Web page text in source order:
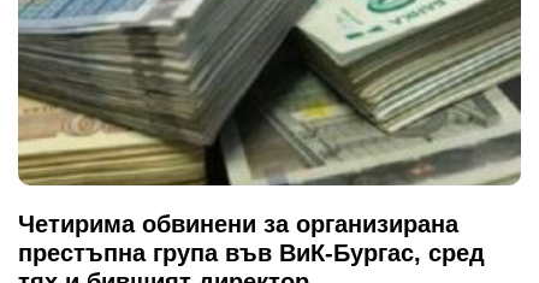
Четирима обвинени за организирана
престъпна група във ВиК-Бургас, сред